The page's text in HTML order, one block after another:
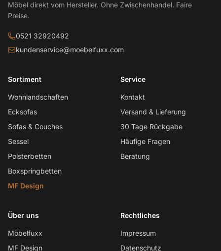
Möbel direkt vom Hersteller. Ohne Zwischenhandel. Faire
Preise.
0521 32920492
kundenservice@moebelfuxx.com
Sortiment
Wohnlandschaften
Ecksofas
Sofas & Couches
Sessel
Polsterbetten
Boxspringbetten
MF Design
Service
Kontakt
Versand & Lieferung
30 Tage Rückgabe
Häufige Fragen
Beratung
Über uns
Möbelfuxx
MF Design
Rechtliches
Impressum
Datenschutz